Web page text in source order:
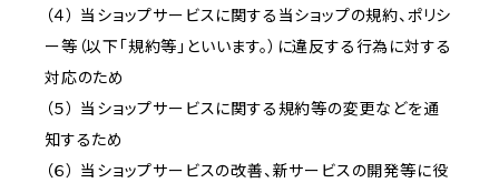
（４） 当ショップサービスに関する当ショップの規約、ポリシ
ー等（以下「規約等」といいます。）に違反する行為に対する
対応のため
（５） 当ショップサービスに関する規約等の変更などを通
知するため
（６） 当ショップサービスの改善、新サービスの開発等に役